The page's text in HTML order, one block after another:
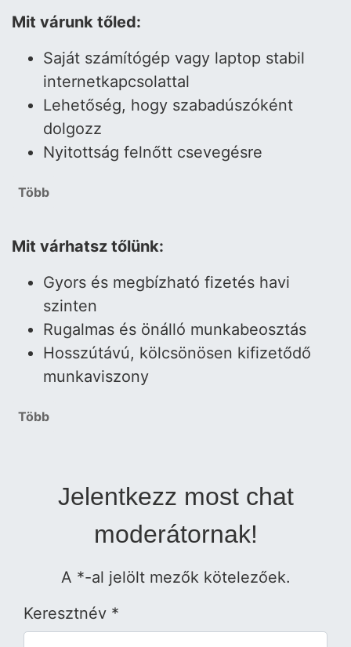
Mit várunk tőled:
Saját számítógép vagy laptop stabil
internetkapcsolattal
Lehetőség, hogy szabadúszóként
dolgozz
Nyitottság felnőtt csevegésre
Több
Mit várhatsz tőlünk:
Gyors és megbízható fizetés havi
szinten
Rugalmas és önálló munkabeosztás
Hosszútávú, kölcsönösen kifizetődő
munkaviszony
Több
Jelentkezz most chat
moderátornak!
A *-al jelölt mezők kötelezőek.
Keresztnév *